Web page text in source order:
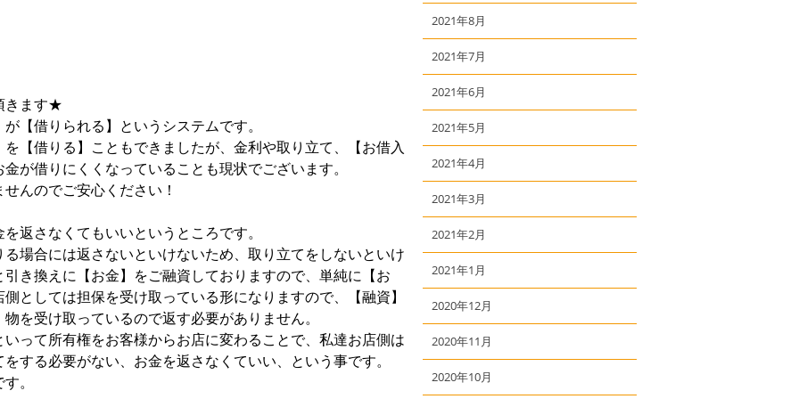
きます★
【借りられる】というシステムです。
【借りる】こともできましたが、金利や取り立て、【お借入
が借りにくくなっていることも現状でございます。
んのでご安心ください！
返さなくてもいいというところです。
場合には返さないといけないため、取り立てをしないといけ
き換えに【お金】をご融資しておりますので、単純に【お
としては担保を受け取っている形になりますので、【融資】
を受け取っているので返す必要がありません。
って所有権をお客様からお店に変わることで、私達お店側は
する必要がない、お金を返さなくていい、という事です。
。
2021年8月
2021年7月
2021年6月
2021年5月
2021年4月
2021年3月
2021年2月
2021年1月
2020年12月
2020年11月
2020年10月